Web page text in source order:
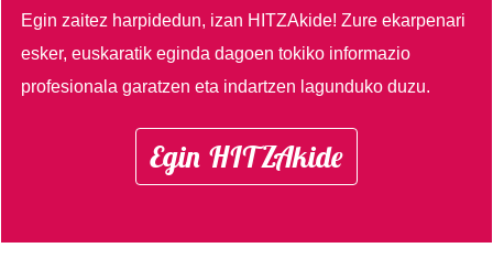
Egin zaitez harpidedun, izan HITZAkide!Zure ekarpenari
esker, euskaratik eginda dagoen tokiko informazio
profesionala garatzen eta indartzen lagunduko duzu.
Egin HITZAkide